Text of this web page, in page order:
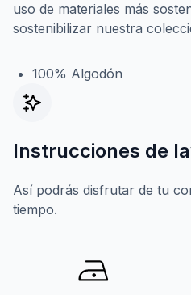
uso de materiales más
sostenibilizar nuestra
100% Algodón
Instrucciones de
Así podrás disfrutar de tu
tiempo.